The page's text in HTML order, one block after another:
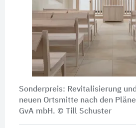
Sonderpreis: Revitalisierung
neuen Ortsmitte nach den
GvA mbH. © Till Schuster